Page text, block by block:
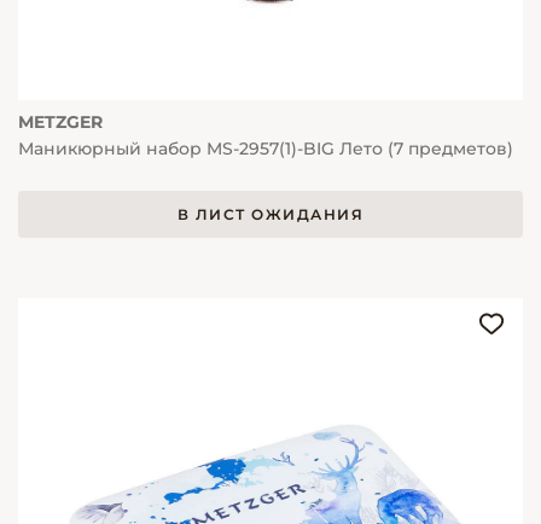
METZGER
Маникюрный набор MS-2957(1)-BIG Лето (7 предметов)
В ЛИСТ ОЖИДАНИЯ